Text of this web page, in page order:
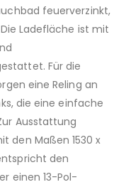
feuerverzinkt,
Ladefläche ist mit
Für die
eine Reling an
die eine einfache
Ausstattung
den Maßen 1530 x
den
einen 13-Pol-